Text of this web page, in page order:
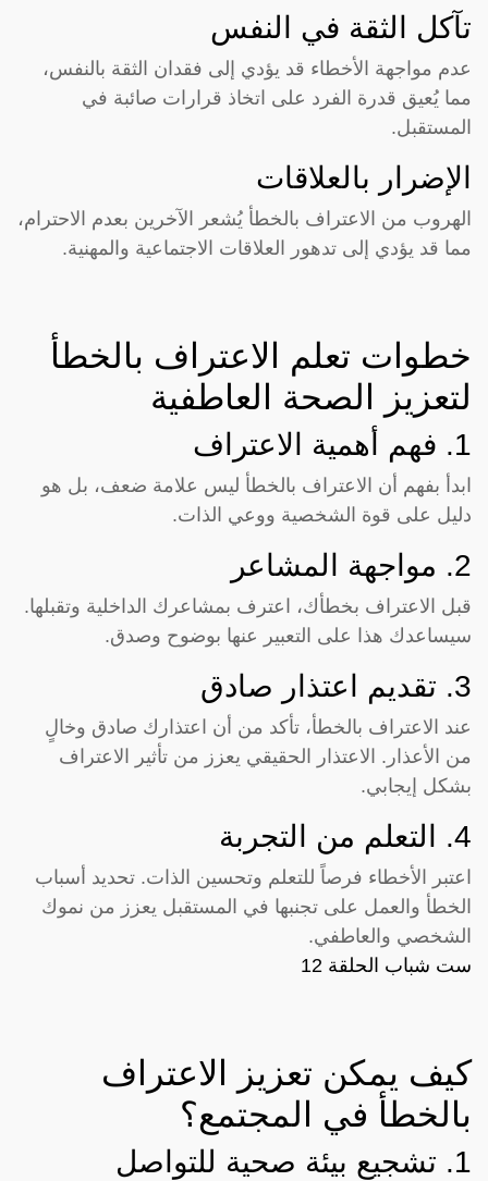
تآكل الثقة في النفس
عدم مواجهة الأخطاء قد يؤدي إلى فقدان الثقة بالنفس،
مما يُعيق قدرة الفرد على اتخاذ قرارات صائبة في
المستقبل.
الإضرار بالعلاقات
الهروب من الاعتراف بالخطأ يُشعر الآخرين بعدم الاحترام،
مما قد يؤدي إلى تدهور العلاقات الاجتماعية والمهنية.
خطوات تعلم الاعتراف بالخطأ
لتعزيز الصحة العاطفية
1. فهم أهمية الاعتراف
ابدأ بفهم أن الاعتراف بالخطأ ليس علامة ضعف، بل هو
دليل على قوة الشخصية ووعي الذات.
2. مواجهة المشاعر
قبل الاعتراف بخطأك، اعترف بمشاعرك الداخلية وتقبلها.
سيساعدك هذا على التعبير عنها بوضوح وصدق.
3. تقديم اعتذار صادق
عند الاعتراف بالخطأ، تأكد من أن اعتذارك صادق وخالٍ
من الأعذار. الاعتذار الحقيقي يعزز من تأثير الاعتراف
بشكل إيجابي.
4. التعلم من التجربة
اعتبر الأخطاء فرصاً للتعلم وتحسين الذات. تحديد أسباب
الخطأ والعمل على تجنبها في المستقبل يعزز من نموك
الشخصي والعاطفي.
ست شباب الحلقة 12
كيف يمكن تعزيز الاعتراف
بالخطأ في المجتمع؟
1. تشجيع بيئة صحية للتواصل